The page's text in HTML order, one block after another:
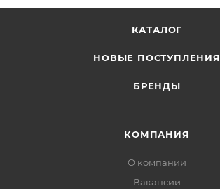
КАТАЛОГ
НОВЫЕ ПОСТУПЛЕНИЯ
БРЕНДЫ
КОМПАНИЯ
О компании
Вакансии